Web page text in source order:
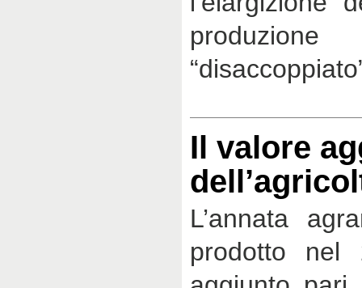
Il valore
L’annata
prodotto nel